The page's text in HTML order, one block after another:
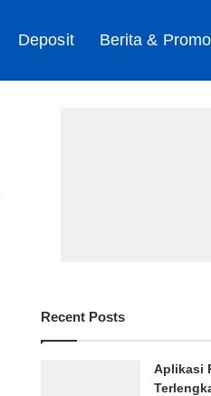
Deposit Berita & Promo
Recent Posts
Aplikasi